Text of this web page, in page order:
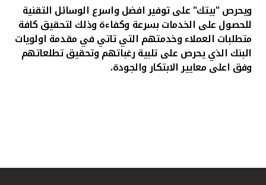
ويحرص "بيتك" على توفير افضل واسرع الوسائل التقنية
للحصول على الخدمات بسرعة وكفاءة وذلك لتحقيق كافة
متطلبات العملاء وخدمتهم التي تاتي في مقدمة اولويات
البنك الذي يحرص على تلبية رغباتهم وتحقيق تطلعاتهم
وفق اعلى معايير الابتكار والجودة.